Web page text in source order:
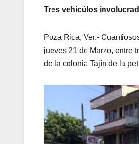
Tres vehicúlos
Poza Rica, Ver.-
jueves 21 de Marzo, entre
de la colonia Tajín de la